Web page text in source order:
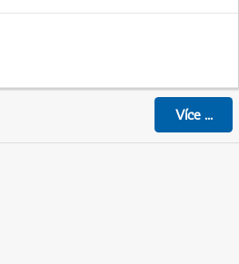
Více...